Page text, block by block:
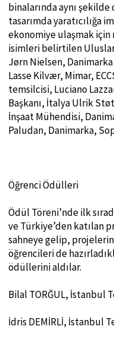
binalarında aynı
tasarımda yaratıcılığa
ekonomiye ulaşmak için
isimleri belirtilen
Jørn Nielsen,
Lasse Kilvær, Mimar,
temsilcisi, Luciano
Başkanı, İtalya Ulrik
İnşaat Mühendisi,
Paludan, Danimarka,
Öğrenci Ödülleri
Ödül Töreni’nde ilk
ve Türkiye’den katılan
sahneye gelip,
öğrencileri de
ödüllerini aldılar.
Bilal TORĞUL, İstanbul
İdris DEMİRLİ, İstanbul